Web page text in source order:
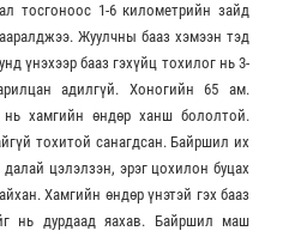
тосгоноос 1-6 километрийн зайд
Жуулчны бааз хэмээн тэд
үнэхээр бааз гэхүйц тохилог нь 3-
адилгүй. Хоногийн 65 ам.
хамгийн өндөр ханш бололтой.
тохитой санагдсан. Байршил их
цэлэлзэн, эрэг цохилон буцах
Хамгийн өндөр үнэтэй гэх бааз
нь дурдаад яахав. Байршил маш